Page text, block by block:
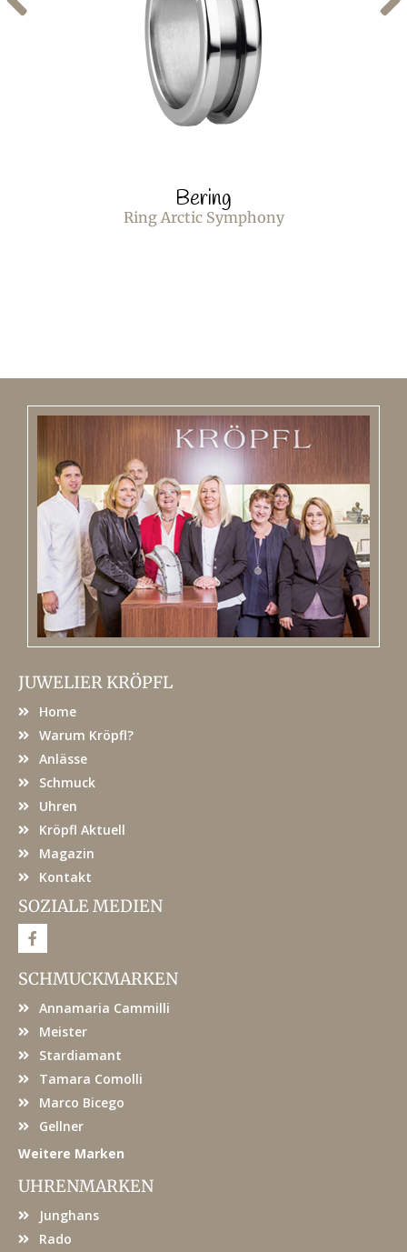
Bering
Ring Arctic Symphony
JUWELIER KRÖPFL
Home
Warum Kröpfl?
Anlässe
Schmuck
Uhren
Kröpfl Aktuell
Magazin
Kontakt
SOZIALE MEDIEN
F
a
e
b
o
SCHMUCKMARKEN
Annamaria Cammilli
Meister
Stardiamant
Tamara Comolli
Marco Bicego
Gellner
Weitere Marken
UHRENMARKEN
Junghans
Rado